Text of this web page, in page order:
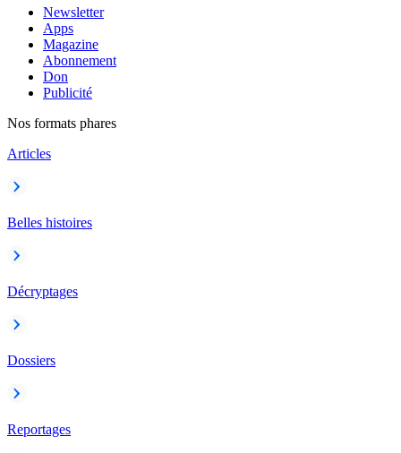
Newsletter
Apps
Magazine
Abonnement
Don
Publicité
Nos formats phares
Articles
Belles histoires
Décryptages
Dossiers
Reportages